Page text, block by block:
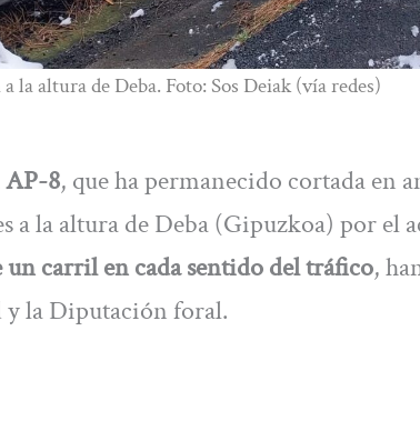
la altura de Deba. Foto: Sos Deiak (vía redes)
AP-8, que ha permanecido cortada en
a la altura de Deba (Gipuzkoa) por el
un carril en cada sentido del tráfico,
y la Diputación foral.